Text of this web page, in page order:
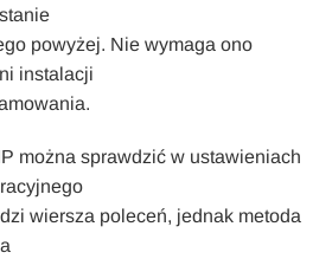
powyżej. Nie wymaga ono
instalacji
można sprawdzić w ustawieniach
wiersza poleceń, jednak metoda